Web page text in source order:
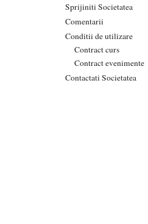
Sprijiniti Societatea
Comentarii
Conditii de utilizare
Contract curs
Contract evenimente
Contactati Societatea